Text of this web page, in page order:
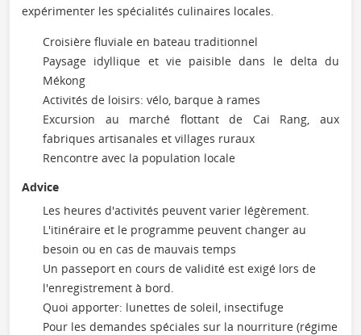
expérimenter les spécialités culinaires locales.
Croisière fluviale en bateau traditionnel
Paysage idyllique et vie paisible dans le delta du
Mékong
Activités de loisirs: vélo, barque à rames
Excursion au marché flottant de Cai Rang, aux
fabriques artisanales et villages ruraux
Rencontre avec la population locale
Advice
Les heures d'activités peuvent varier légèrement.
L'itinéraire et le programme peuvent changer au
besoin ou en cas de mauvais temps
Un passeport en cours de validité est exigé lors de
l'enregistrement à bord.
Quoi apporter: lunettes de soleil, insectifuge
Pour les demandes spéciales sur la nourriture (régime